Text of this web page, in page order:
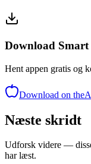
Download Smart
Hent appen gratis og
Download on the
Næste skridt
Udforsk videre —
har læst.